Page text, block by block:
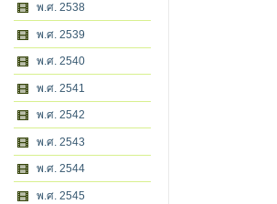
พ.ศ. 2538
พ.ศ. 2539
พ.ศ. 2540
พ.ศ. 2541
พ.ศ. 2542
พ.ศ. 2543
พ.ศ. 2544
พ.ศ. 2545